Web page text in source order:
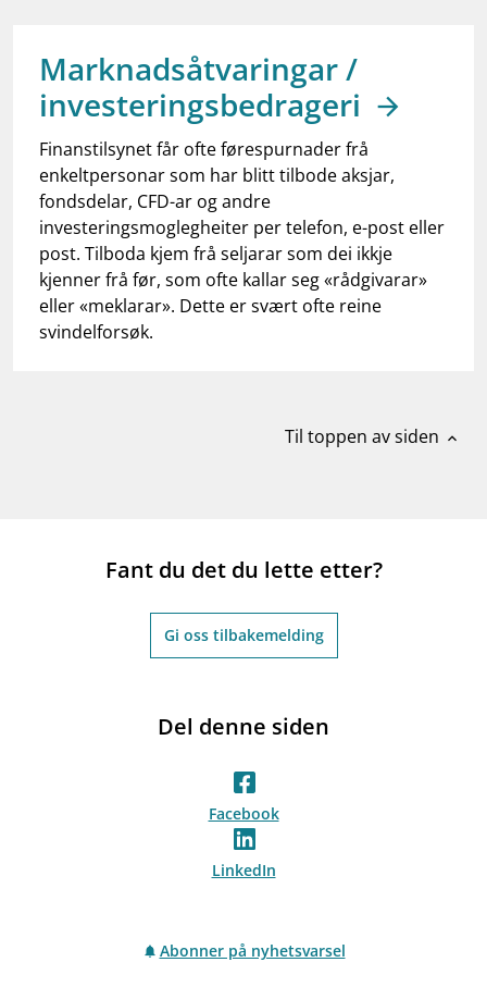
dashboardInformasjon for investorer
notifications_noneAbonner på nyhetsvarsel
Marknadsåtvaringar /
investeringsbedrageri
Finanstilsynet får ofte førespurnader frå
enkeltpersonar som har blitt tilbode aksjar,
fondsdelar, CFD-ar og andre
investeringsmoglegheiter per telefon, e-post eller
post. Tilboda kjem frå seljarar som dei ikkje
kjenner frå før, som ofte kallar seg «rådgivarar»
eller «meklarar». Dette er svært ofte reine
svindelforsøk.
Til toppen av siden expand_less
Fant du det du lette etter?
Gi oss tilbakemelding
Del denne siden
Facebook
LinkedIn
Abonner på nyhetsvarsel